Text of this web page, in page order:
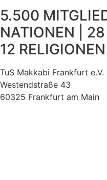
5.500
NATIONEN | 28
12
TuS Makkabi Frankfurt e.V.
Westendstraße 43
60325 Frankfurt am Main